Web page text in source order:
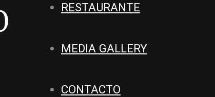
RESTAURANTE
MEDIA GALLERY
CONTACTO